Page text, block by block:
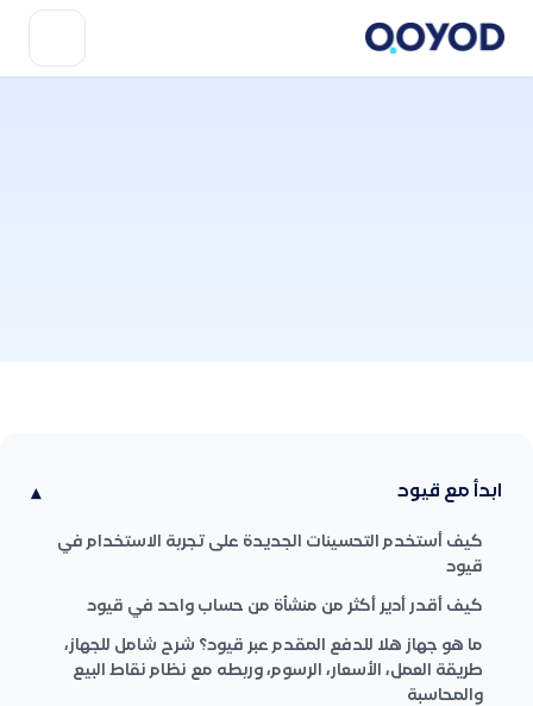
ابدأ مع قيود ▾
كيف أستخدم التحسينات الجديدة على تجربة الاستخدام في
قيود
كيف أقدر أدير أكثر من منشأة من حساب واحد في قيود
ما هو جهاز هلا للدفع المقدم عبر قيود؟ شرح شامل للجهاز،
طريقة العمل، الأسعار، الرسوم، وربطه مع نظام نقاط البيع
والمحاسبة